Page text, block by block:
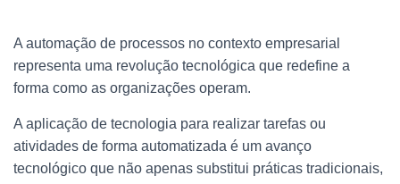
A automação de processos no contexto empresarial
representa uma revolução tecnológica que redefine a
forma como as organizações operam.
A aplicação de tecnologia para realizar tarefas ou
atividades de forma automatizada é um avanço
tecnológico que não apenas substitui práticas tradicionais,